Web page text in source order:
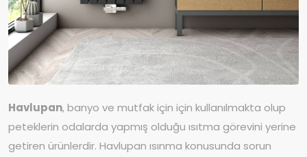
Havlupan, banyo ve mutfak için için kullanılmakta olup
peteklerin odalarda yapmış olduğu ısıtma görevini yerine
getiren ürünlerdir. Havlupan ısınma konusunda sorun